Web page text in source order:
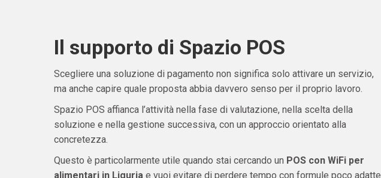
Il supporto di Spazio POS
Scegliere una soluzione di pagamento non significa solo attivare un servizio,
ma anche capire quale proposta abbia davvero senso per il proprio lavoro.
Spazio POS affianca l’attività nella fase di valutazione, nella scelta della
soluzione e nella gestione successiva, con un approccio orientato alla
concretezza.
Questo è particolarmente utile quando stai cercando un POS con WiFi per
alimentari in Liguriae vuoi evitare di perdere tempo con formule poco adatte